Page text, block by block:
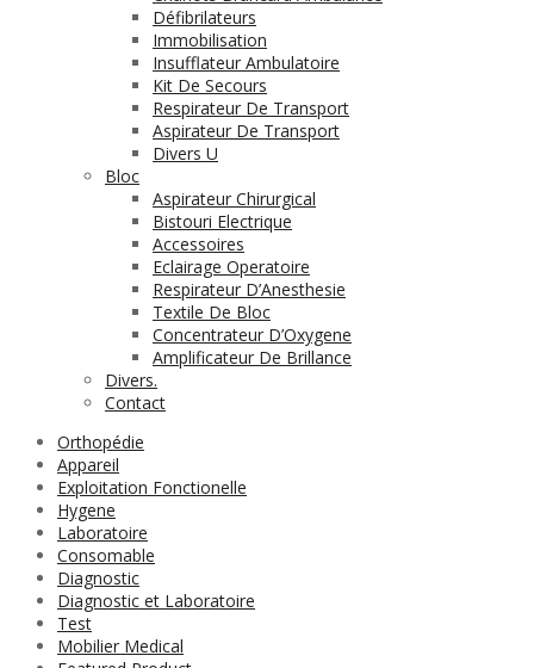
Défibrilateurs
Immobilisation
Insufflateur Ambulatoire
Kit De Secours
Respirateur De Transport
Aspirateur De Transport
Divers U
Bloc
Aspirateur Chirurgical
Bistouri Electrique
Accessoires
Eclairage Operatoire
Respirateur D’Anesthesie
Textile De Bloc
Concentrateur D’Oxygene
Amplificateur De Brillance
Divers.
Contact
Orthopédie
Appareil
Exploitation Fonctionelle
Hygene
Laboratoire
Consomable
Diagnostic
Diagnostic et Laboratoire
Test
Mobilier Medical